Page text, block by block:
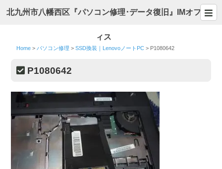
北九州市八幡西区『パソコン修理･データ復旧』IMオフ
ィス
Home > パソコン修理 >SSD換装｜LenovoノートPC > P1080642
P1080642